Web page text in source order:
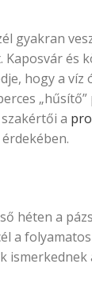
gyakran
és
hogy a víz
„hűsítő”
a
héten a
a